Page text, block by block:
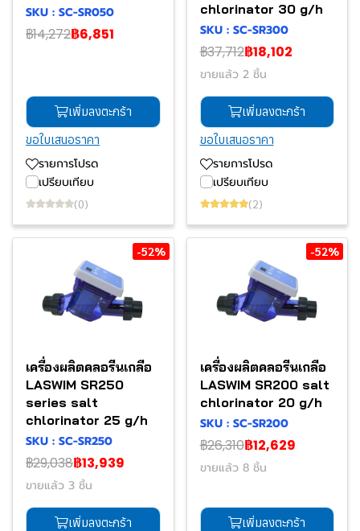
SKU : SC-SR050
฿14,272฿6,851
เพิ่มลงตะกร้า
ขอใบเสนอราคา
รายการโปรด
เปรียบเทียบ
(0)
chlorinator 30 g/h
SKU : SC-SR300
฿37,712฿18,102
ขายแล้ว 2 ชิ้น
เพิ่มลงตะกร้า
ขอใบเสนอราคา
รายการโปรด
เปรียบเทียบ
(2)
-52%
เครื่องผลิตคลอรีนเกลือ
LASWIM SR250
series salt
chlorinator 25 g/h
SKU : SC-SR250
฿29,038฿13,939
ขายแล้ว 3 ชิ้น
เพิ่มลงตะกร้า
-52%
เครื่องผลิตคลอรีนเกลือ
LASWIM SR200 salt
chlorinator 20 g/h
SKU : SC-SR200
฿26,310฿12,629
ขายแล้ว 8 ชิ้น
เพิ่มลงตะกร้า